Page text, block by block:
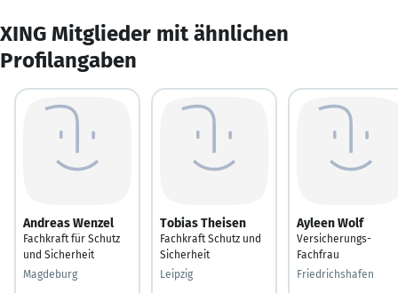
XING Mitglieder mit ähnlichen
Profilangaben
Andreas Wenzel
Fachkraft für Schutz
und Sicherheit
Magdeburg
Tobias Theisen
Fachkraft Schutz und
Sicherheit
Leipzig
Ayleen Wolf
Versicherungs-
Fachfrau
Friedrichshafen